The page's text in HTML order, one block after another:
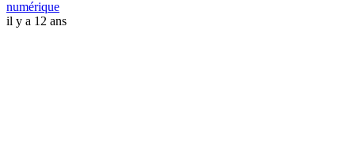
numérique
il y a 12 ans